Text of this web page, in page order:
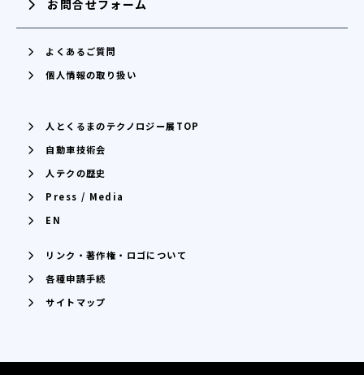
お問合せフォーム
よくあるご質問
個人情報の取り扱い
人とくるまのテクノロジー展TOP
自動車技術会
人テクの歴史
Press / Media
EN
リンク・著作権・ロゴについて
各種申請手続
サイトマップ